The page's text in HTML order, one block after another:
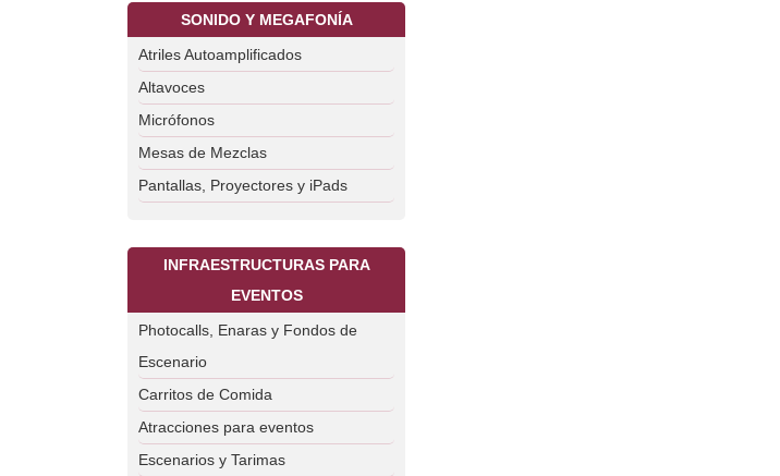
SONIDO Y MEGAFONÍA
Atriles Autoamplificados
Altavoces
Micrófonos
Mesas de Mezclas
Pantallas, Proyectores y iPads
INFRAESTRUCTURAS PARA
EVENTOS
Photocalls, Enaras y Fondos de
Escenario
Carritos de Comida
Atracciones para eventos
Escenarios y Tarimas